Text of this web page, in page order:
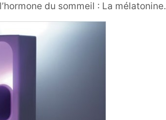
du sommeil : La mélatonine.